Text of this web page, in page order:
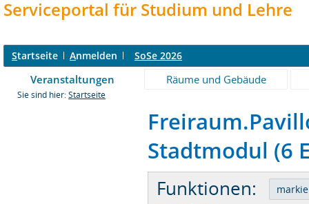
Serviceportal für Studium und Lehre
Startseite Anmelden SoSe 2026
Veranstaltungen Räume und Gebäude
Sie sind hier: Startseite
Stadtmodul (6
Funktionen: